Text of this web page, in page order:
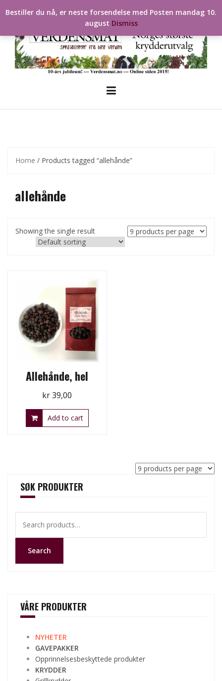
to
Home / Products tagged “allehånde”
allehånde
Showing the single result
Allehånde, hel
kr39,00
Add to cart
SØK PRODUKTER
for:
Search
VÅRE PRODUKTER
NYHETER
GAVEPAKKER
Opprinnelsesbeskyttede produkter
KRYDDER
Bestiller du nå, er neste forsendelse med Posten mandag 10.
august Dismiss